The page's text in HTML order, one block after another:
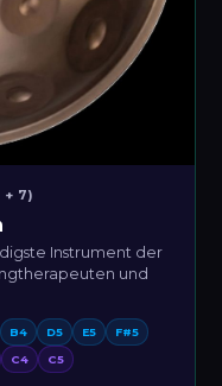
+ 7)
Instrument der
und
B4 D5 E5 F#5
C4 C5